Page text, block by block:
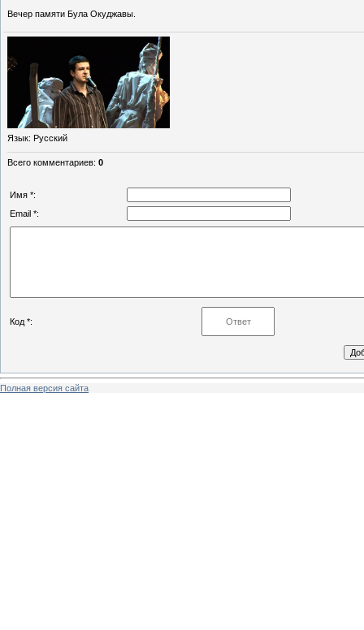
Вечер памяти Була Окуджавы.
Язык: Русский
Всего комментариев: 0
Имя *:
Email *:
Код *:
Полная версия сайта